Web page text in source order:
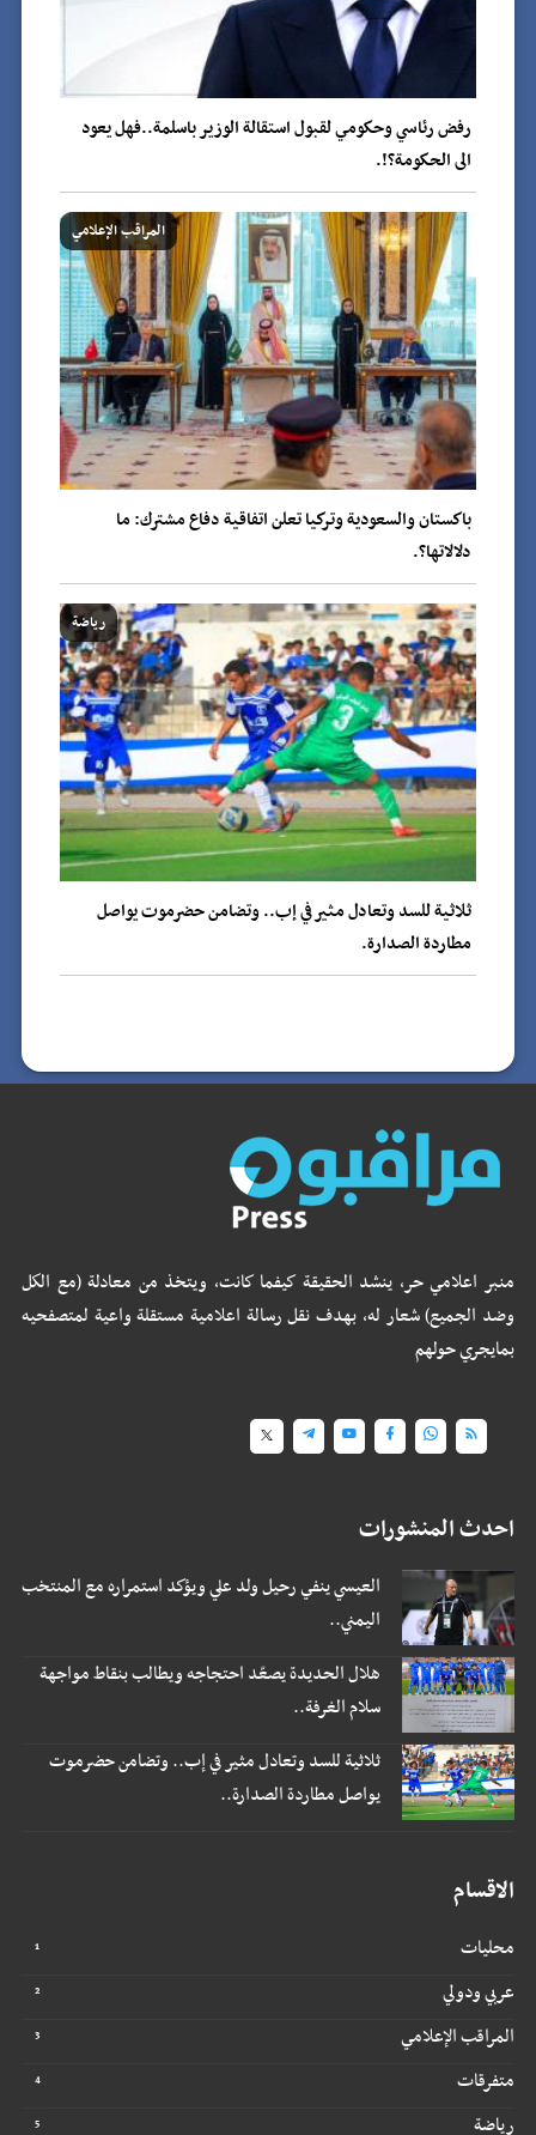
رفض رئاسي وحكومي لقبول استقالة الوزير باسلمة..فهل يعود
الى الحكومة؟!.
المراقب الإعلامي
باكستان والسعودية وتركيا تعلن اتفاقية دفاع مشترك: ما
دلالاتها؟.
رياضة
ثلاثية للسد وتعادل مثير في إب.. وتضامن حضرموت يواصل
مطاردة الصدارة.
منبر اعلامي حر، ينشد الحقيقة كيفما كانت، ويتخذ من معادلة (مع الكل
وضد الجميع) شعار له، بهدف نقل رسالة اعلامية مستقلة واعية لمتصفحيه
بمايجري حولهم
احدث المنشورات
العيسي ينفي رحيل ولد علي ويؤكد استمراره مع المنتخب
اليمني..
هلال الحديدة يصعّد احتجاجه ويطالب بنقاط مواجهة
سلام الغرفة..
ثلاثية للسد وتعادل مثير في إب.. وتضامن حضرموت
يواصل مطاردة الصدارة..
الاقسام
محليات
عربي ودولي
المراقب الإعلامي
متفرقات
رياضة